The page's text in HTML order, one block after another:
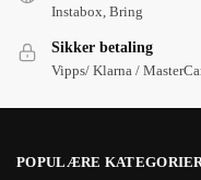
Instabox, Bring
Sikker betaling
Vipps/ Klarna /
POPULÆRE